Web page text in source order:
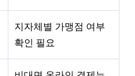
지자체별 가맹점 여부
확인 필요